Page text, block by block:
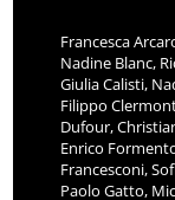
Francesca
Nadine Blanc,
Giulia Calisti,
Filippo
Dufour,
Enrico
Francesconi,
Paolo Gatto,